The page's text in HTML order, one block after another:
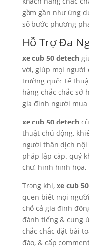
gồm gần như ứng
số bước phương
Hỗ Trợ Đa
xe cub 50 detech
vời, giúp mọi người
trường quốc tế
hàng chắc chắc sở
gia đình người
xe cub 50 detech
thuật chủ động,
người thân dịch nội
pháp lập cập. quý
chữ, hình hình họa,
Trong khi, xe cub
quen biết mọi
chỗ cả gia đình
đánh tiếng & cung
chắc chắc đặt bài
đáo, & cấp